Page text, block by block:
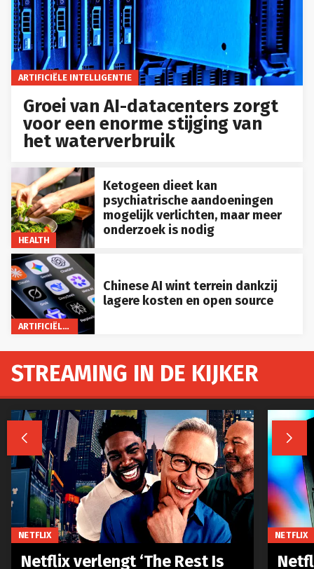
ARTIFICIËLE INTELLIGENTIE
Groei van AI-datacenters zorgt
voor een enorme stijging van
het waterverbruik
HEALTH
Ketogeen dieet kan
psychiatrische aandoeningen
mogelijk verlichten, maar meer
onderzoek is nodig
ARTIFICIËLE INTELLIGENTIE
Chinese AI wint terrein dankzij
lagere kosten en open source
STREAMING IN DE KIJKER
 
NETFLIX
Netflix verlengt ‘The Rest Is
NETFLIX